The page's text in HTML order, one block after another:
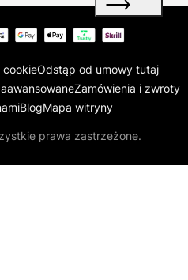
cookieOdstąp od umowy tutaj
Zamówienia i zwroty
BlogMapa witryny
prawa zastrzeżone.